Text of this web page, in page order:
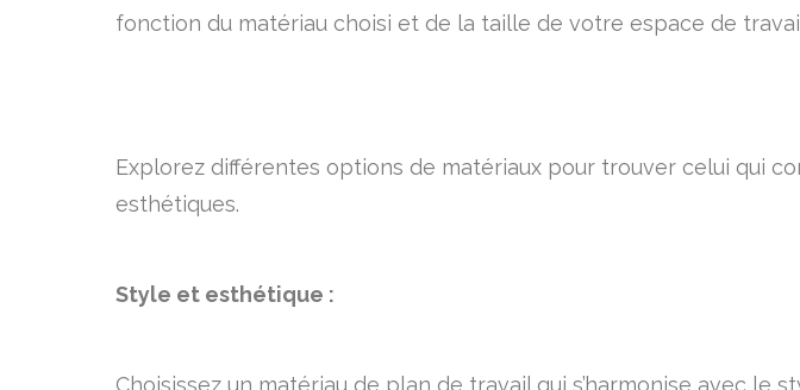
fonction du matériau choisi et de la taille de votre espace de
Explorez différentes options de matériaux pour trouver celui qui
esthétiques.
Style et esthétique :
Choisissez un matériau de plan de travail qui s’harmonise avec